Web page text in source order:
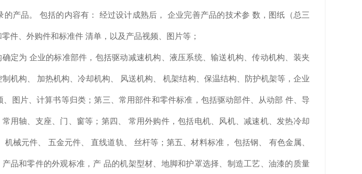
产品。 包括的内容有： 经过设计成熟后， 企业完善产品的技术参 数，图纸（总三
件、外购件和标准件 清单，以及产品视频、图片等；
定为 企业的标准部件，包括驱动减速机构、液压系统、输送机构、传动机构、装夹
机构、 加热机构、冷却机构、 风送机构、 机架结构、保温结构、防护机架等，企业
图片、计算书等归类；第三、常用部件和零件标准，包括驱动部件、从动部 件、导
用轴、支座、门、窗等；第四、 常用外购件，包括电机、风机、减速机、发热冷却
械元件、 五金元件、 直线道轨、 丝杆等；第五、材料标准， 包括钢、 有色金属、
品和零件的外观标准，产 品的机架型材、地脚和护罩选择、制造工艺、油漆的质量